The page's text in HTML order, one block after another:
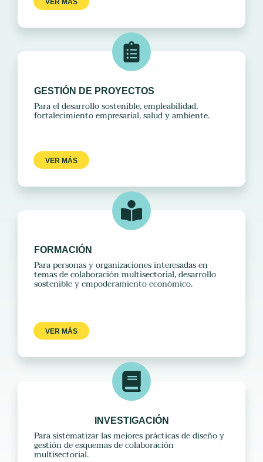
VER MÁS
GESTIÓN DE PROYECTOS
Para el desarrollo sostenible, empleabilidad,
fortalecimiento empresarial, salud y ambiente.
VER MÁS
FORMACIÓN
Para personas y organizaciones interesadas en
temas de colaboración multisectorial, desarrollo
sostenible y empoderamiento económico.
VER MÁS
INVESTIGACIÓN
Para sistematizar las mejores prácticas de diseño y
gestión de esquemas de colaboración
multisectorial.